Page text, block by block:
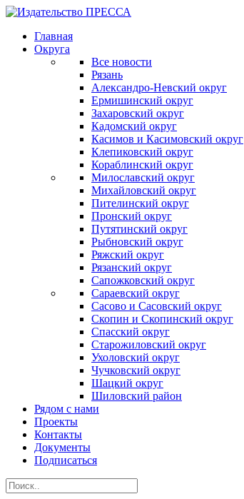
Главная
Округа
Все новости
Рязань
Александро-Невский округ
Ермишинский округ
Захаровский округ
Кадомский округ
Касимов и Касимовский округ
Клепиковский округ
Кораблинский округ
Милославский округ
Михайловский округ
Пителинский округ
Пронский округ
Путятинский округ
Рыбновский округ
Ряжский округ
Рязанский округ
Сапожковский округ
Сараевский округ
Сасово и Сасовский округ
Скопин и Скопинский округ
Спасский округ
Старожиловский округ
Ухоловский округ
Чучковский округ
Шацкий округ
Шиловский район
Рядом с нами
Проекты
Контакты
Документы
Подписаться